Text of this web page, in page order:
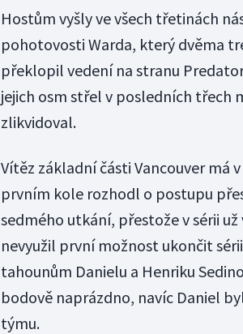
Hostům vyšly ve všech třetinách
pohotovosti Warda, který dvěma
překlopil vedení na stranu
jejich osm střel v posledních třech
zlikvidoval.
Vítěz základní části Vancouver má
prvním kole rozhodl o postupu
sedmého utkání, přestože v sérii
nevyužil první možnost ukončit
tahounům Danielu a Henriku
bodově naprázdno, navíc Daniel
týmu.